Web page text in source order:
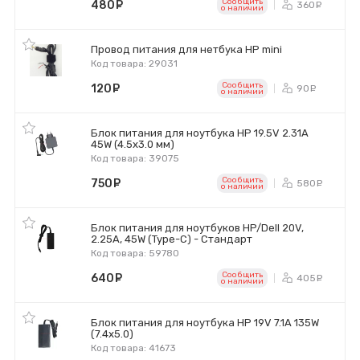
480 o наличии 360
Провод питания для нетбука HP mini
Код товара: 29031
120 Сообщить
o наличии 90
Блок питания для ноутбука HP 19.5V 2.31A
45W (4.5х3.0 мм)
Код товара: 39075
750 Сообщить
o наличии 580
Блок питания для ноутбуков HP/Dell 20V,
2.25A, 45W (Type-C) - Стандарт
Код товара: 59780
640 Сообщить
o наличии 405
Блок питания для ноутбука HP 19V 7.1A 135W
(7.4х5.0)
Код товара: 41673